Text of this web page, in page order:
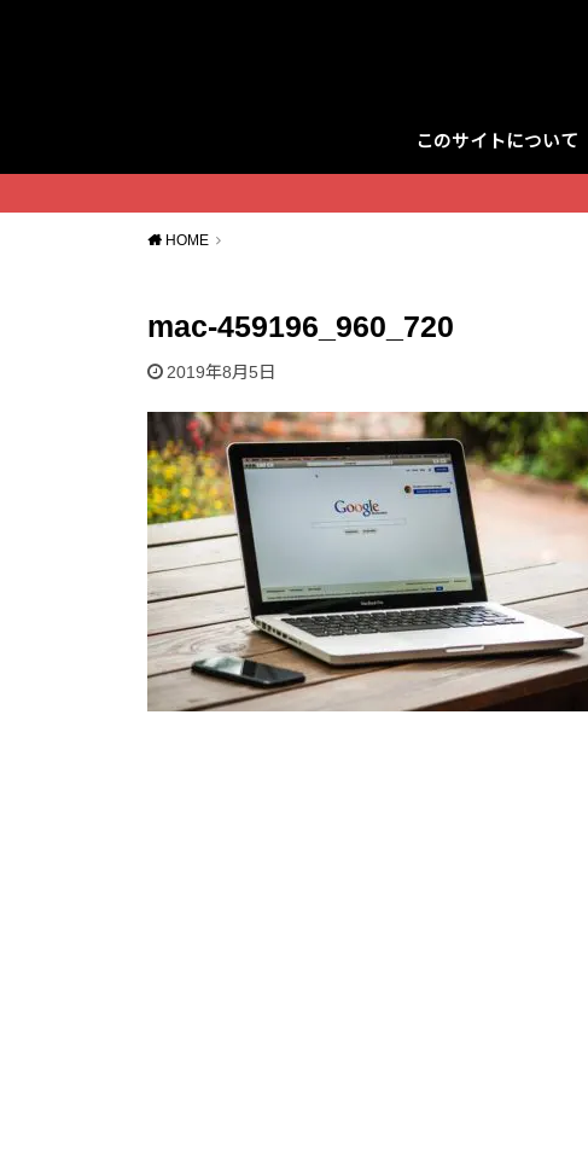
このサイトについて
HOME
mac-459196_960_720
2019年8月5日